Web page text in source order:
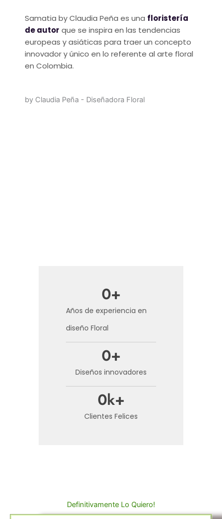
Samatia by Claudia Peña es una floristería
de autor que se inspira en las tendencias
europeas y asiáticas para traer un concepto
innovador y único en lo referente al arte floral
en Colombia.
by Claudia Peña - Diseñadora Floral
Años de experiencia en
diseño Floral
0+
Diseños innovadores
0+
Clientes Felices
0k+
Definitivamente Lo Quiero!